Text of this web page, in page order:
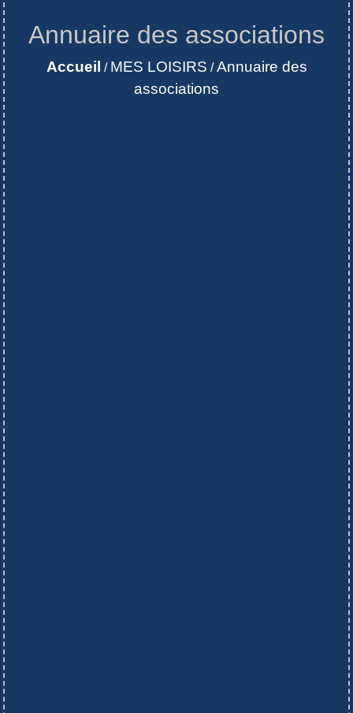
Annuaire des associations
Accueil / MES LOISIRS /Annuaire des
associations